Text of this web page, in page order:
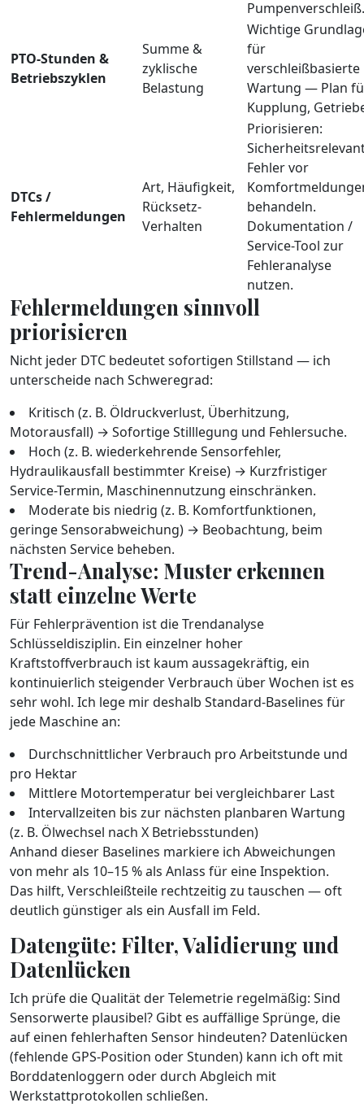
Pumpenverschleiß.
PTO-Stunden &
Betriebszyklen
Summe &
zyklische
Belastung
Wichtige
für
verschleißbasierte
Wartung — Plan
Kupplung,
DTCs /
Fehlermeldungen
Art, Häufigkeit,
Rücksetz-
Verhalten
Priorisieren:
Fehler vor
behandeln.
Dokumentation /
Service-Tool zur
Fehleranalyse
nutzen.
Fehlermeldungen sinnvoll
priorisieren
Nicht jeder DTC bedeutet sofortigen Stillstand — ich
unterscheide nach Schweregrad:
Kritisch (z. B. Öldruckverlust, Überhitzung,
Motorausfall) → Sofortige Stilllegung und Fehlersuche.
Hoch (z. B. wiederkehrende Sensorfehler,
Hydraulikausfall bestimmter Kreise) → Kurzfristiger
Service-Termin, Maschinennutzung einschränken.
Moderate bis niedrig (z. B. Komfortfunktionen,
geringe Sensorabweichung) → Beobachtung, beim
nächsten Service beheben.
Trend-Analyse: Muster erkennen
statt einzelne Werte
Für Fehlerprävention ist die Trendanalyse
Schlüsseldisziplin. Ein einzelner hoher
Kraftstoffverbrauch ist kaum aussagekräftig, ein
kontinuierlich steigender Verbrauch über Wochen ist es
sehr wohl. Ich lege mir deshalb Standard-Baselines für
jede Maschine an:
Durchschnittlicher Verbrauch pro Arbeitstunde und
pro Hektar
Mittlere Motortemperatur bei vergleichbarer Last
Intervallzeiten bis zur nächsten planbaren Wartung
(z. B. Ölwechsel nach X Betriebsstunden)
Anhand dieser Baselines markiere ich Abweichungen
von mehr als 10–15 % als Anlass für eine Inspektion.
Das hilft, Verschleißteile rechtzeitig zu tauschen — oft
deutlich günstiger als ein Ausfall im Feld.
Datengüte: Filter, Validierung und
Datenlücken
Ich prüfe die Qualität der Telemetrie regelmäßig: Sind
Sensorwerte plausibel? Gibt es auffällige Sprünge, die
auf einen fehlerhaften Sensor hindeuten? Datenlücken
(fehlende GPS-Position oder Stunden) kann ich oft mit
Borddatenloggern oder durch Abgleich mit
Werkstattprotokollen schließen.